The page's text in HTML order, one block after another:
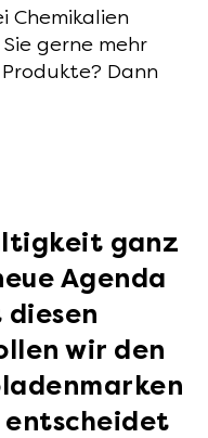
Chemikalien
gerne mehr
Dann
ganz
Agenda
wir den
entscheidet